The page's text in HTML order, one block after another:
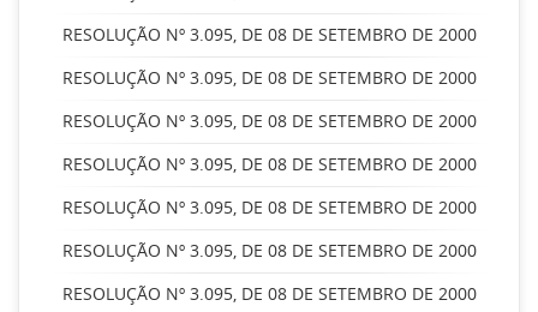
RESOLUÇÃO Nº 3.095, DE 08 DE SETEMBRO DE 2000
RESOLUÇÃO Nº 3.095, DE 08 DE SETEMBRO DE 2000
RESOLUÇÃO Nº 3.095, DE 08 DE SETEMBRO DE 2000
RESOLUÇÃO Nº 3.095, DE 08 DE SETEMBRO DE 2000
RESOLUÇÃO Nº 3.095, DE 08 DE SETEMBRO DE 2000
RESOLUÇÃO Nº 3.095, DE 08 DE SETEMBRO DE 2000
RESOLUÇÃO Nº 3.095, DE 08 DE SETEMBRO DE 2000